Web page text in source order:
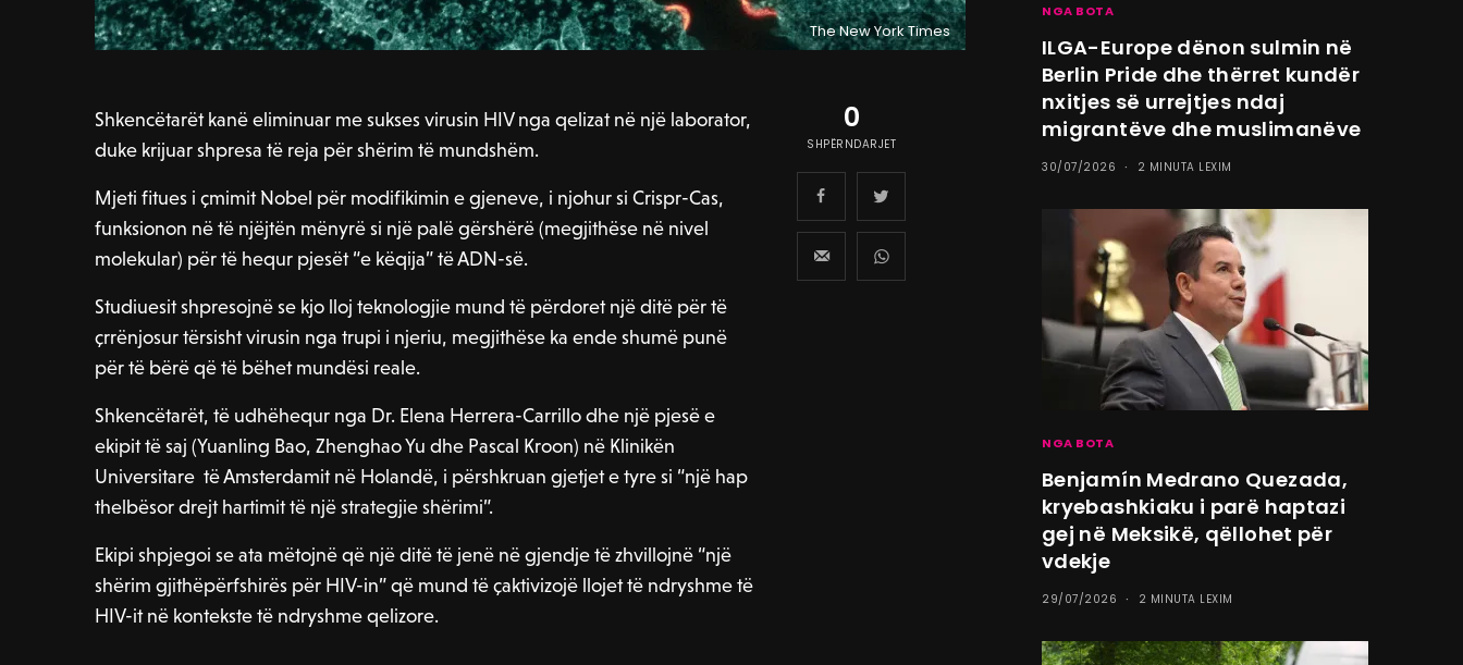
The New York Times
Shkencëtarët kanë eliminuar me sukses virusin HIV nga qelizat në një laborator,
duke krijuar shpresa të reja për shërim të mundshëm.
Mjeti fitues i çmimit Nobel për modifikimin e gjeneve, i njohur si Crispr-Cas,
funksionon në të njëjtën mënyrë si një palë gërshërë (megjithëse në nivel
molekular) për të hequr pjesët “e këqija” të ADN-së.
Studiuesit shpresojnë se kjo lloj teknologjie mund të përdoret një ditë për të
çrrënjosur tërsisht virusin nga trupi i njeriu, megjithëse ka ende shumë punë
për të bërë që të bëhet mundësi reale.
Shkencëtarët, të udhëhequr nga Dr. Elena Herrera-Carrillo dhe një pjesë e
ekipit të saj (Yuanling Bao, Zhenghao Yu dhe Pascal Kroon) në Klinikën
Universitare të Amsterdamit në Holandë, i përshkruan gjetjet e tyre si “një hap
thelbësor drejt hartimit të një strategjie shërimi”.
Ekipi shpjegoi se ata mëtojnë që një ditë të jenë në gjendje të zhvillojnë “një
shërim gjithëpërfshirës për HIV-in” që mund të çaktivizojë llojet të ndryshme të
HIV-it në kontekste të ndryshme qelizore.
0
SHPËRNDARJET
NGA BOTA
ILGA-Europe dënon sulmin në
Berlin Pride dhe thërret kundër
nxitjes së urrejtjes ndaj
migrantëve dhe muslimanëve
30/07/2026 2 MINUTA LEXIM
NGA BOTA
Benjamín Medrano Quezada,
kryebashkiaku i parë haptazi
gej në Meksikë, qëllohet për
vdekje
29/07/2026 2 MINUTA LEXIM